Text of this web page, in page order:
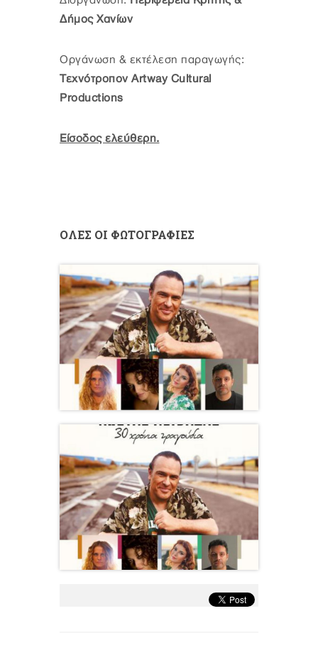
Δήμος Χανίων
Οργάνωση & εκτέλεση παραγωγής:
Τεχνότροπον Artway Cultural
Productions
Είσοδος ελεύθερη.
ΟΛΕΣ ΟΙ ΦΩΤΟΓΡΑΦΙΕΣ